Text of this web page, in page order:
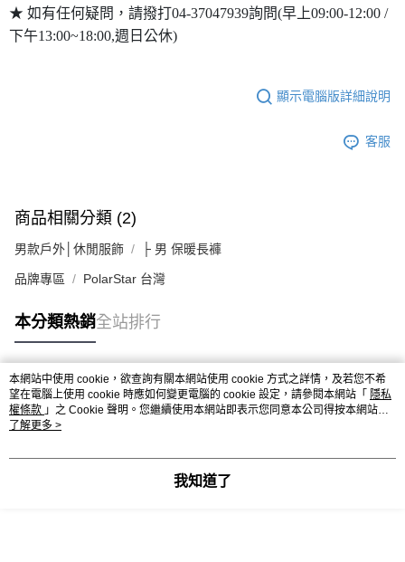
★ 如有任何疑問，請撥打04-37047939詢問(早上09:00-12:00 /
下午13:00~18:00,週日公休)
顯示電腦版詳細說明
客服
商品相關分類 (2)
男款戶外│休閒服飾 ├ 男 保暖長褲
品牌專區 PolarStar 台灣
本分類熱銷全站排行
熱門標籤
本網站中使用 cookie，欲查詢有關本網站使用 cookie 方式之詳情，及若您不希
望在電腦上使用 cookie 時應如何變更電腦的 cookie 設定，請參閱本網站「 隱私
權條款 」之 Cookie 聲明。您繼續使用本網站即表示您同意本公司得按本網站使
用條款之 Cookie 聲明使用 cookie。
了解更多 >
我知道了